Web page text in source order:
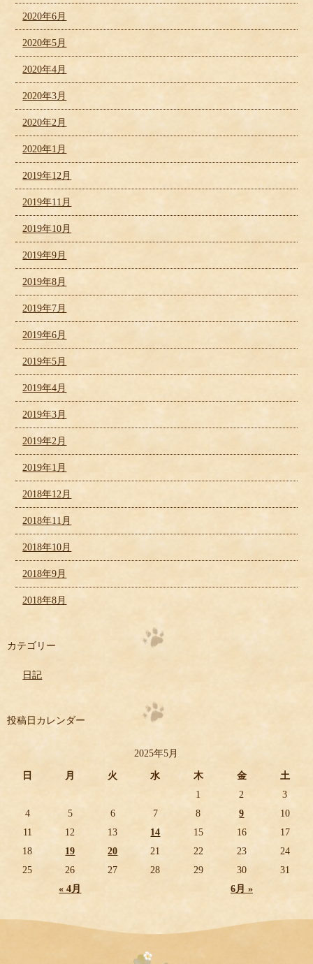
2020年6月
2020年5月
2020年4月
2020年3月
2020年2月
2020年1月
2019年12月
2019年11月
2019年10月
2019年9月
2019年8月
2019年7月
2019年6月
2019年5月
2019年4月
2019年3月
2019年2月
2019年1月
2018年12月
2018年11月
2018年10月
2018年9月
2018年8月
カテゴリー
日記
投稿日カレンダー
2025年5月
日 月 火 水 木 金 土
« 4月 6月 »
1 2
3
4
5 6 7 8 9
10
11
12 13 14 15 16
17
18
19 20 21 22 23
24
25
26 27 28 29 30 31